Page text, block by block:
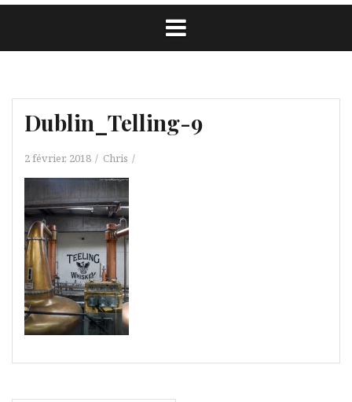
Dublin_Telling-9
2 février, 2018 Chris